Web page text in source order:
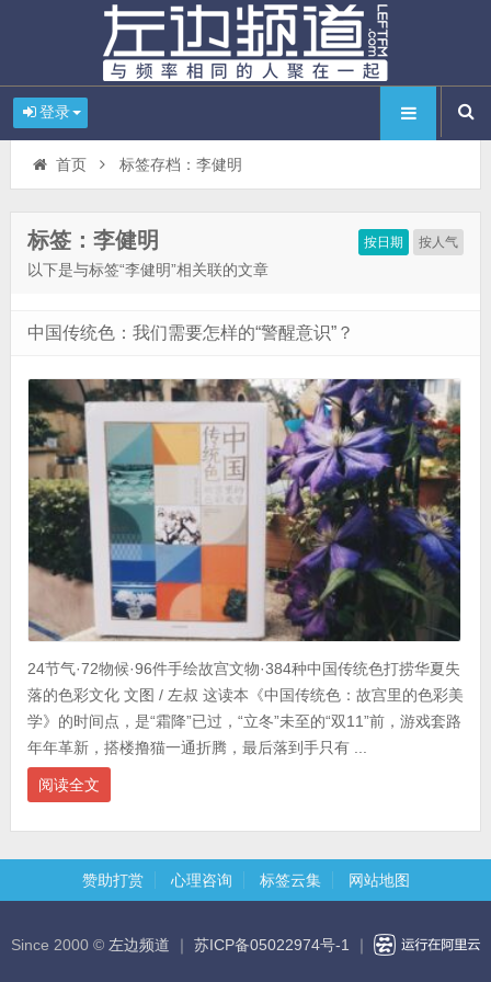
登录
首页 标签存档：李健明
按日期 按人气
标签：李健明
以下是与标签“李健明”相关联的文章
中国传统色：我们需要怎样的“警醒意识”？
24节气·72物候·96件手绘故宫文物·384种中国传统色打捞华夏失
落的色彩文化 文图 / 左叔 这读本《中国传统色：故宫里的色彩美
学》的时间点，是“霜降”已过，“立冬”未至的“双11”前，游戏套路
年年革新，搭楼撸猫一通折腾，最后落到手只有 ...
阅读全文
赞助打赏 心理咨询 标签云集 网站地图
Since 2000 © 左边频道 ｜ 苏ICP备05022974号-1 ｜